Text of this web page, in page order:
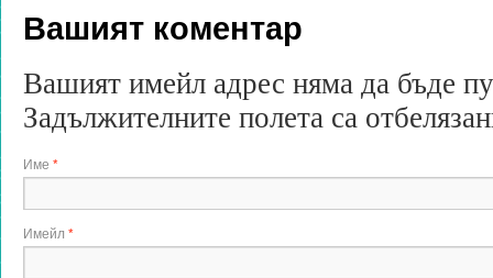
Вашият коментар
Вашият имейл адрес няма да бъде
Задължителните полета са
Име *
Имейл *